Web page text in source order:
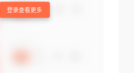
登录查看更多